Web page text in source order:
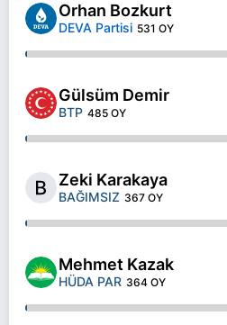
Orhan Bozkurt
DEVA Partisi 531 OY
Gülsüm Demir
BTP 485 OY
Zeki Karakaya
BAĞIMSIZ 367 OY
Mehmet Kazak
HÜDA PAR 364 OY